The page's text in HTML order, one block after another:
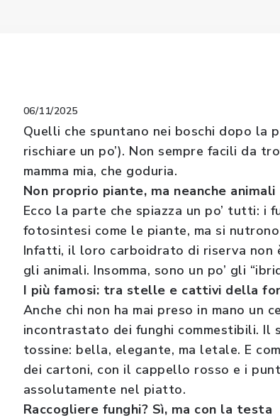
06/11/2025
Quelli che spuntano nei boschi dopo la
rischiare un po’). Non sempre facili da
mamma mia, che goduria.
Non proprio piante, ma neanche animali
Ecco la parte che spiazza un po’ tutti: i
fotosintesi come le piante, ma si
Infatti, il loro carboidrato di riserva non
gli animali. Insomma, sono un po’ gli
I più famosi: tra stelle e cattivi della
Anche chi non ha mai preso in mano un
incontrastato dei funghi commestibili. Il
tossine: bella, elegante, ma letale. E
dei cartoni, con il cappello rosso e i
assolutamente nel piatto.
Raccogliere funghi? Sì, ma con la testa